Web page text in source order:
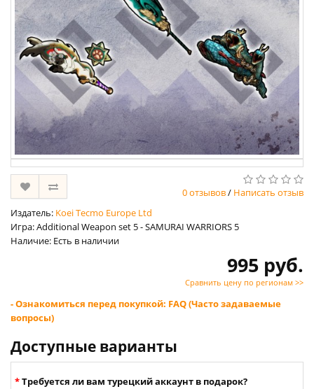
0 отзывов/ Написать отзыв
Издатель: Koei Tecmo Europe Ltd
Игра: Additional Weapon set 5 - SAMURAI WARRIORS 5
Наличие: Есть в наличии
995 руб.
Сравнить цену по регионам >>
- Ознакомиться перед покупкой: FAQ (Часто задаваемые
вопросы)
Доступные варианты
Требуется ли вам турецкий аккаунт в подарок?